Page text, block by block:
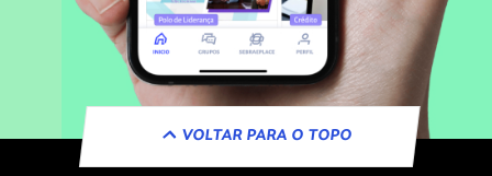
VOLTAR PARA O TOPO